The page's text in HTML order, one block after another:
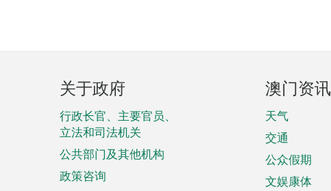
页
脚
菜
单
关于政府
行政长官、主要官员、
立法和司法机关
公共部门及其他机构
政策咨询
澳门资讯
天气
交通
公众假期
文娱康体